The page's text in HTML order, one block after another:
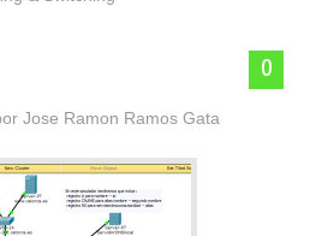
0
Jose Ramon Ramos Gata